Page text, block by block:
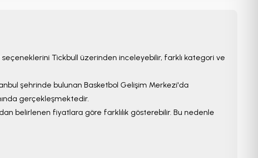
Tickbull üzerinden inceleyebilir, farklı kategori ve
şehrinde bulunan Basketbol Gelişim Merkezi'da
gerçekleşmektedir.
belirlenen fiyatlara göre farklılık gösterebilir. Bu nedenle